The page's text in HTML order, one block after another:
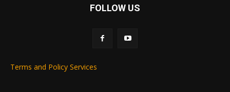
FOLLOW US
Terms and Policy Services